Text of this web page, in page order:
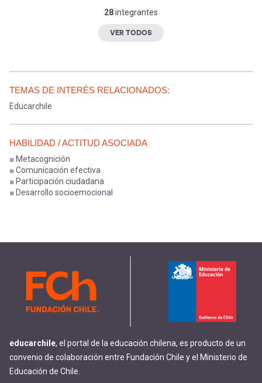
VER TODOS
28integrantes
TEMAS DE INTERÉS RELACIONADOS:
Educarchile
HABILIDAD / ACTITUD ASOCIADA
Metacognición
Comunicación efectiva
Participación ciudadana
Desarrollo socioemocional
educarchile, el portal de la educación chilena, es producto de un
convenio de colaboración entre Fundación Chile y el Ministerio de
Educación de Chile.